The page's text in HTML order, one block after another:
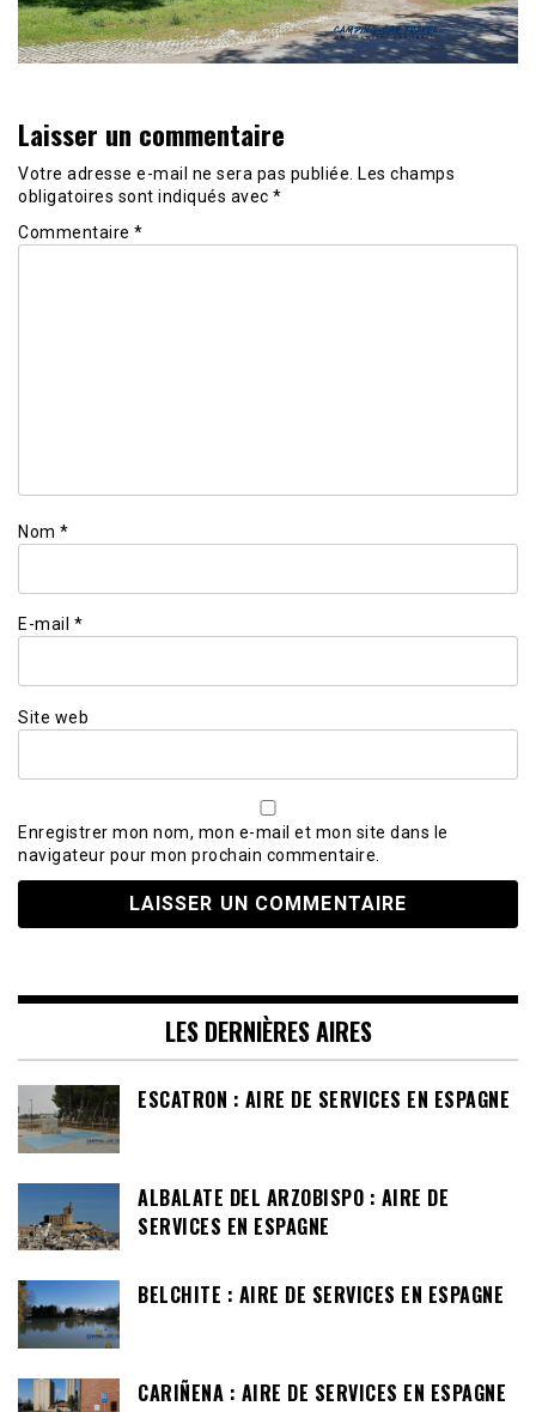
Laisser un commentaire
Votre adresse e-mail ne sera pas publiée.
Les champs
obligatoires sont indiqués avec *
Commentaire *
Nom *
E-mail *
Site web
Enregistrer mon nom, mon e-mail et mon site dans le
navigateur pour mon prochain commentaire.
LES DERNIÈRES AIRES
ESCATRON : AIRE DE SERVICES EN ESPAGNE
ALBALATE DEL ARZOBISPO : AIRE DE
SERVICES EN ESPAGNE
BELCHITE : AIRE DE SERVICES EN ESPAGNE
CARIÑENA : AIRE DE SERVICES EN ESPAGNE